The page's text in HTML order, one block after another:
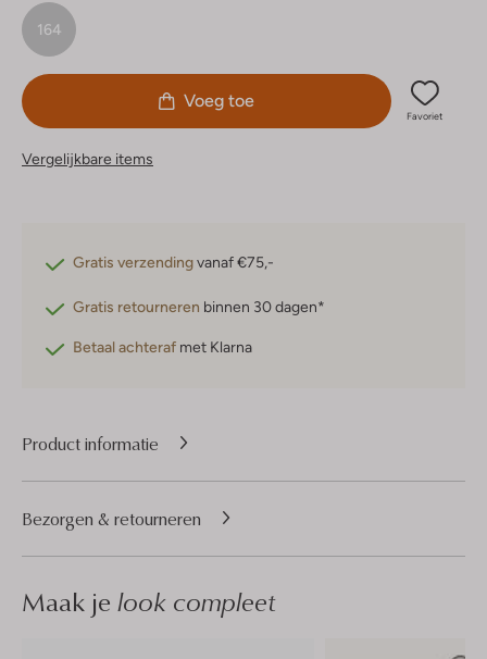
164
Voeg toe
Favoriet
Vergelijkbare items
Gratis verzendingvanaf €75,-
Gratis retourneren binnen 30 dagen*
Betaal achteraf met Klarna
Product informatie
Bezorgen & retourneren
Maak je look compleet